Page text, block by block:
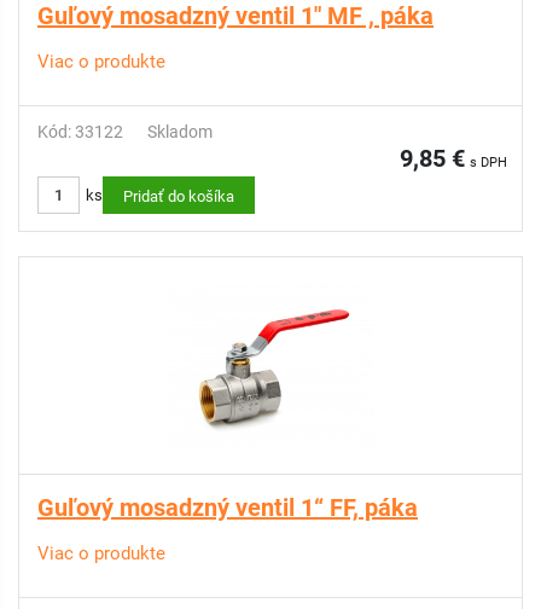
Guľový mosadzný ventil 1" MF , páka
Viac o produkte
Kód: 33122 Skladom
9,85 € s DPH
ks Pridať do košíka
Guľový mosadzný ventil 1“ FF, páka
Viac o produkte